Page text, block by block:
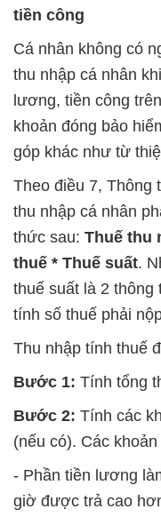
tiền công
Cá nhân không có
thu nhập cá nhân
lương, tiền công
khoản đóng bảo
góp khác như từ
Theo điều 7, Thông
thu nhập cá nhân
thức sau: Thuế thu
thuế * Thuế suất.
thuế suất là 2 thông
tính số thuế phải
Thu nhập tính thuế
Bước 1: Tính tổng
Bước 2: Tính các
(nếu có). Các
- Phần tiền lương
giờ được trả cao